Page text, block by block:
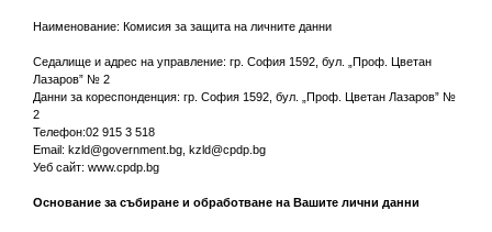
Наименование: Комисия за защита на личните данни
Седалище и адрес на управление: гр. София 1592, бул. „Проф. Цветан
Лазаров” № 2
Данни за кореспонденция: гр. София 1592, бул. „Проф. Цветан Лазаров” №
2
Телефон:02 915 3 518
Email: kzld@government.bg, kzld@cpdp.bg
Уеб сайт: www.cpdp.bg
Основание за събиране и обработване на Вашите лични данни